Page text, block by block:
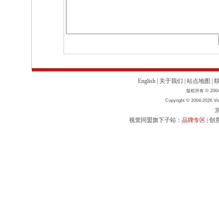
English 关于我们 站点地图
版权所有 ©
Copyright © 2004-2026
视觉同盟旗下子站： 品牌专区 创